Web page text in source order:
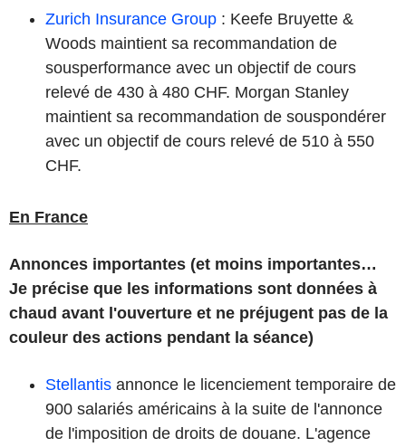
Zurich Insurance Group : Keefe Bruyette &
Woods maintient sa recommandation de
sousperformance avec un objectif de cours
relevé de 430 à 480 CHF. Morgan Stanley
maintient sa recommandation de souspondérer
avec un objectif de cours relevé de 510 à 550
CHF.
En France
Annonces importantes (et moins importantes…
Je précise que les informations sont données à
chaud avant l'ouverture et ne préjugent pas de la
couleur des actions pendant la séance)
Stellantis annonce le licenciement temporaire de
900 salariés américains à la suite de l'annonce
de l'imposition de droits de douane. L'agence